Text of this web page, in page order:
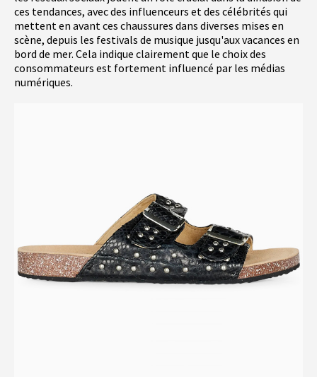
ces tendances, avec des influenceurs et des célébrités qui
mettent en avant ces chaussures dans diverses mises en
scène, depuis les festivals de musique jusqu'aux vacances en
bord de mer. Cela indique clairement que le choix des
consommateurs est fortement influencé par les médias
numériques.